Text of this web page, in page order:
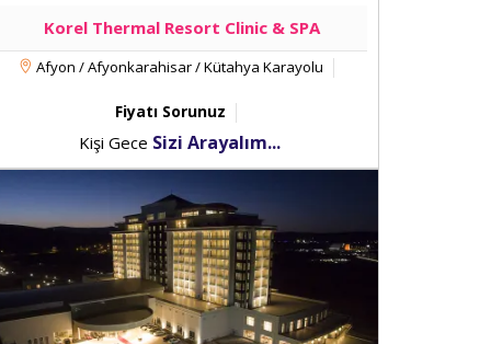
Korel Thermal Resort Clinic & SPA
Afyon / Afyonkarahisar / Kütahya Karayolu
Fiyatı Sorunuz
Kişi Gece Sizi Arayalım...